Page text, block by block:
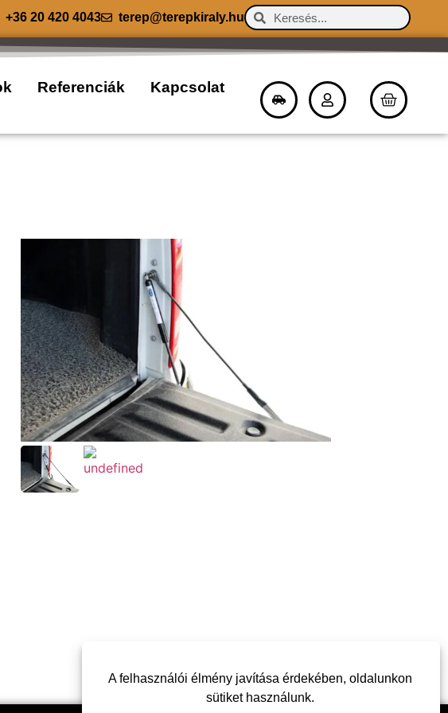
A felhasználói élmény javítása érdekében, oldalunkon
sütiket használunk.
+36 20 420 4043 terep@terepkiraly.hu
Referenciák Kapcsolat